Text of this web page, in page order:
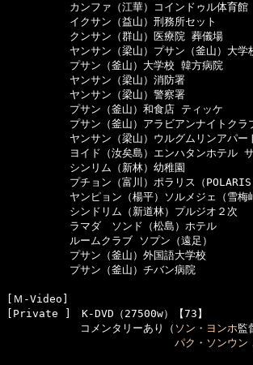
カンファ（江華）コインドゥル体育館
イクサン（益山）刑務所セット
クンサン（群山）医療院 葬儀場
ヤンサン（梁山）プサン（釜山）大学
プサン（釜山）大学校 韓方病院
ヤンサン（梁山）消防署
ヤンサン（梁山）警察署
プサン（釜山）和食店 ティッケ
プサン（釜山）アラビアンナイトクラ
ヤンサン（梁山）ウルグムリンアパー
ヨイド（汝矣島）エンハタンホテル サ
シンリム（新林）幼稚園
プチョン（富川）ポラリス（POLARIS
ヤンピョン（楊平）ソルメジェ（雪梅峠
シンドリム（新道林）プルジオ２次
ラマダ　ソンド（松島）ホテル
ルームクラブ ソプン（遠足）
プサン（釜山）外国語大学校
プサン（釜山）チバン病院
[Ｍ-Video]
[Private ]　K-DVD（27500w）【73】
コメンタリーあり（ ソン・ヨンホ監
パク・ソンウン